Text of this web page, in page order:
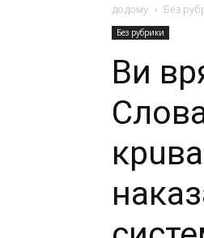
додому Без
Без рубрики
Ви